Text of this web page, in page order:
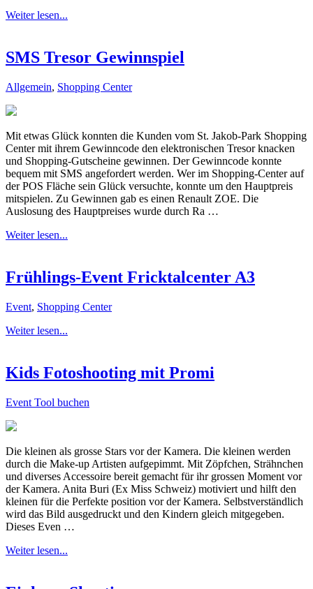
Weiter lesen...
SMS Tresor Gewinnspiel
Allgemein, Shopping Center
Mit etwas Glück konnten die Kunden vom St. Jakob-Park Shopping
Center mit ihrem Gewinncode den elektronischen Tresor knacken
und Shopping-Gutscheine gewinnen. Der Gewinncode konnte
bequem mit SMS angefordert werden. Wer im Shopping-Center auf
der POS Fläche sein Glück versuchte, konnte um den Hauptpreis
mitspielen. Zu Gewinnen gab es einen Renault ZOE. Die
Auslosung des Hauptpreises wurde durch Ra …
Weiter lesen...
Frühlings-Event Fricktalcenter A3
Event, Shopping Center
Weiter lesen...
Kids Fotoshooting mit Promi
Event Tool buchen
Die kleinen als grosse Stars vor der Kamera. Die kleinen werden
durch die Make-up Artisten aufgepimmt. Mit Zöpfchen, Strähnchen
und diverses Accessoire bereit gemacht für ihr grossen Moment vor
der Kamera. Anita Buri (Ex Miss Schweiz) motiviert und hilft den
kleinen für die Perfekte position vor der Kamera. Selbstverständlich
wird das Bild ausgedruckt und den Kindern gleich mitgegeben.
Dieses Even …
Weiter lesen...